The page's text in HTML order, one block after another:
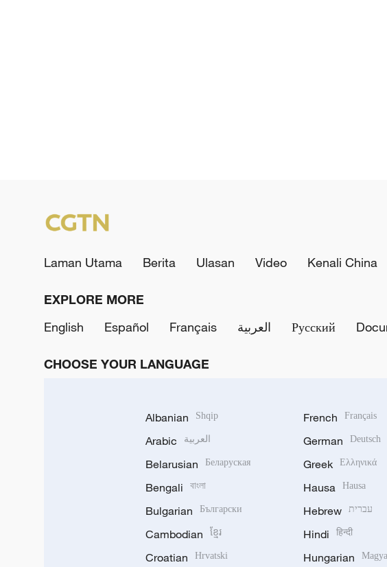
Laman Utama Berita Ulasan Video Kenali China
EXPLORE MORE
English
Español Français العربية Русский
CHOOSE YOUR LANGUAGE
Albanian Shqip
Arabic العربية
Belarusian Беларуская
Bengali বাংলা
Bulgarian Български
Cambodian ខ្មែរ
Croatian Hrvatski
French Français
German Deutsch
Greek Ελληνικά
Hausa Hausa
Hebrew עברית
Hindi हिन्दी
Hungarian